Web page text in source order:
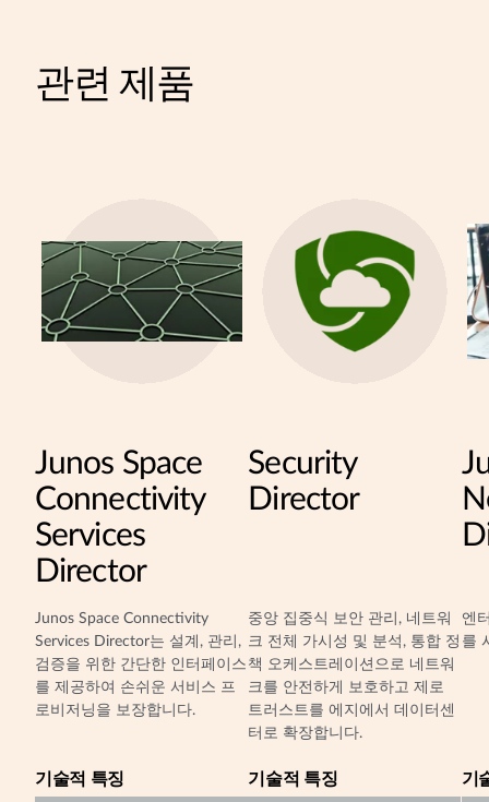
관련 제품
Junos Space
Connectivity
Services
Director
Junos Space Connectivity
Services Director는 설계, 관리,
검증을 위한 간단한 인터페이스
를 제공하여 손쉬운 서비스 프
로비저닝을 보장합니다.
기술적 특징
Security
Director
중앙 집중식 보안 관리, 네트워
크 전체 가시성 및 분석, 통합 정
책 오케스트레이션으로 네트워
크를 안전하게 보호하고 제로
트러스트를 에지에서 데이터센
터로 확장합니다.
기술적 특징
엔
를
기